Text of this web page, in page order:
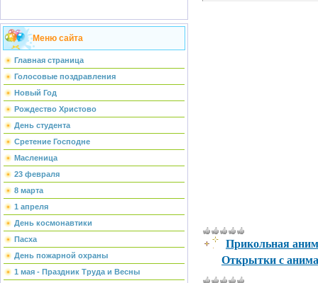
Меню сайта
Главная страница
Голосовые поздравления
Новый Год
Рождество Христово
День студента
Сретение Господне
Масленица
23 февраля
8 марта
1 апреля
День космонавтики
Пасха
День пожарной охраны
1 мая - Праздник Труда и Весны
Прикольная
Открытки с